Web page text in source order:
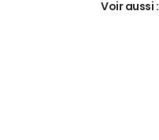
Voir aussi :